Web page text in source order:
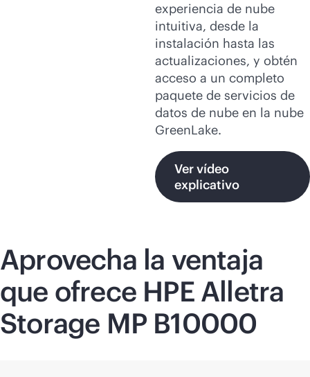
experiencia de nube
intuitiva, desde la
instalación hasta las
actualizaciones, y obtén
acceso a un completo
paquete de servicios de
datos de nube en la nube
GreenLake.
Ver vídeo
explicativo
Aprovecha la ventaja
que ofrece HPE Alletra
Storage MP B10000